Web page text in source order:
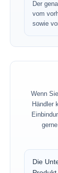
Der
vom
sowie
Wenn
Händler
Die